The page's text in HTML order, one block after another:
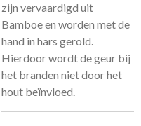
zijn vervaardigd uit
Bamboe en worden met de
hand in hars gerold.
Hierdoor wordt de geur bij
het branden niet door het
hout beïnvloed.